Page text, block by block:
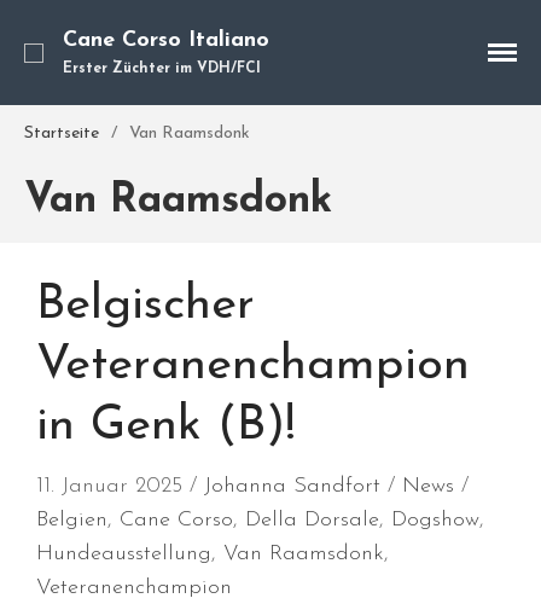
Cane Corso
Welpen
Würfe
Hundevermittlung
Blog
Cane Corso Italiano
Erster Züchter im VDH/FCI
Startseite / Van Raamsdonk
Van Raamsdonk
Belgischer
Veteranenchampion
in Genk (B)!
11. Januar 2025 Johanna Sandfort
News
Belgien, Cane Corso, Della Dorsale, Dogshow,
Hundeausstellung, Van Raamsdonk,
Veteranenchampion